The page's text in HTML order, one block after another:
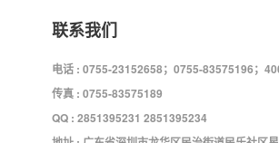
联系我们
电话 : 0755-23152658；0755-83575196；
传真 : 0755-83575189
QQ : 2851395231 2851395234